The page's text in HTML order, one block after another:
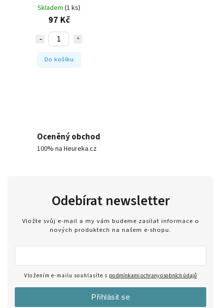
Skladem (1 ks)
97 Kč
Do košíku
Oceněný obchod
100% na Heureka.cz
Odebírat newsletter
Vložte svůj e-mail a my vám budeme zasílat informace o
nových produktech na našem e-shopu.
Vložením e-mailu souhlasíte s podmínkami ochrany osobních údajů
Přihlásit se